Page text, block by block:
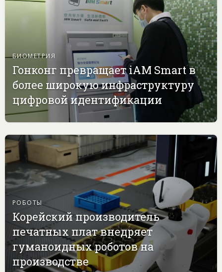
БИОМЕТРИЯ
Гонконг превращает iAM Smart в
более широкую инфраструктуру
цифровой идентификации
РОБОТЫ
Корейский производитель
печатных плат внедряет
гуманоидных роботов на
производстве